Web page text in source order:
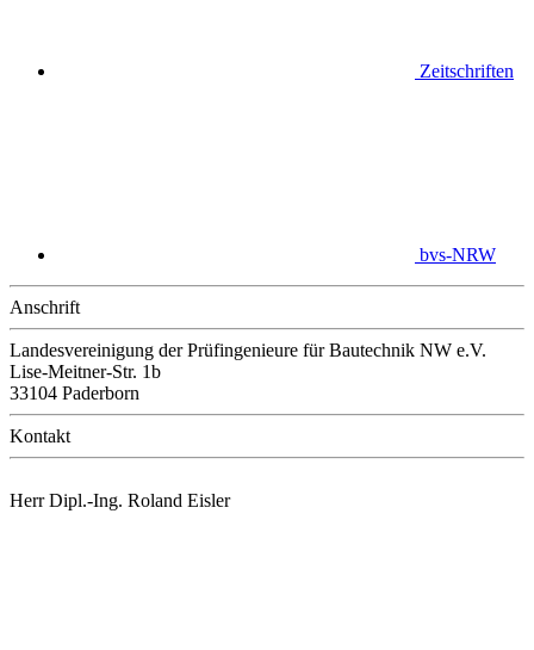
Zeitschriften
bvs-NRW
Anschrift
Landesvereinigung der Prüfingenieure für Bautechnik NW e.V.
Lise-Meitner-Str. 1b
33104 Paderborn
Kontakt
Herr Dipl.-Ing. Roland Eisler